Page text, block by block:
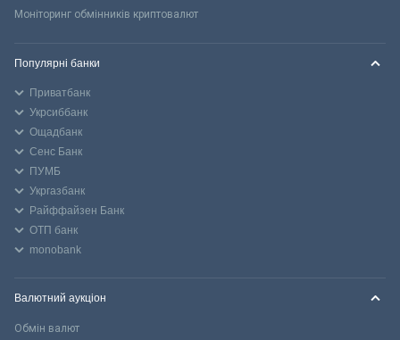
Моніторинг обмінників криптовалют
Популярні банки
Приватбанк
Укрсиббанк
Ощадбанк
Сенс Банк
ПУМБ
Укргазбанк
Райффайзен Банк
ОТП банк
monobank
Валютний аукціон
Обмін валют